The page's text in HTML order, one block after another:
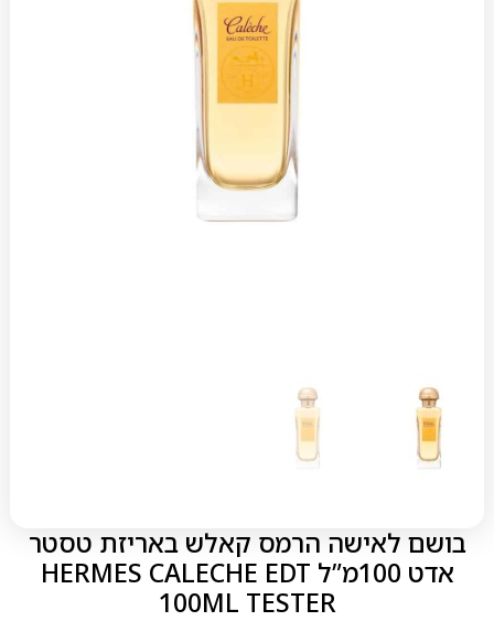
בושם לאישה הרמס קאלש באריזת טסטר
אדט 100מ”ל HERMES CALECHE EDT
100ML TESTER